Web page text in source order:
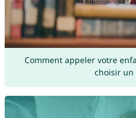
Comment appeler votre
choisir un